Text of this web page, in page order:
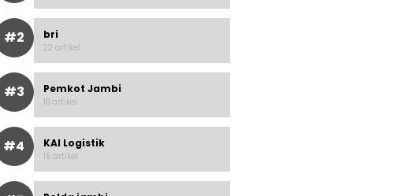
#2 bri
22 artikel
#3 Pemkot Jambi
18 artikel
#4 KAI Logistik
15 artikel